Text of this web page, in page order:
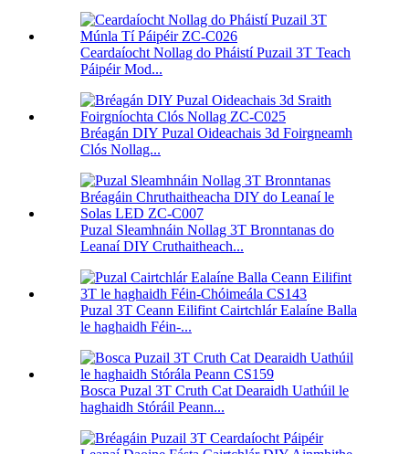
Ceardaíocht Nollag do Pháistí Puzail 3T Teach
Páipéir Mod...
Bréagán DIY Puzal Oideachais 3d Foirgneamh
Clós Nollag...
Puzal Sleamhnáin Nollag 3T Bronntanas do
Leanaí DIY Cruthaitheach...
Puzal 3T Ceann Eilifint Cairtchlár Ealaíne Balla
le haghaidh Féin-...
Bosca Puzal 3T Cruth Cat Dearaidh Uathúil le
haghaidh Stóráil Peann...